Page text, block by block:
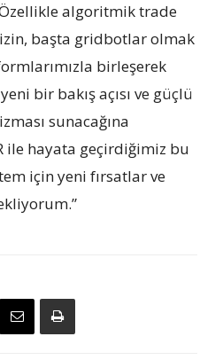
algoritmik trade
başta gridbotlar olmak
birleşerek
bir bakış açısı ve güçlü
sunacağına
ile hayata geçirdiğimiz bu
için yeni fırsatlar ve